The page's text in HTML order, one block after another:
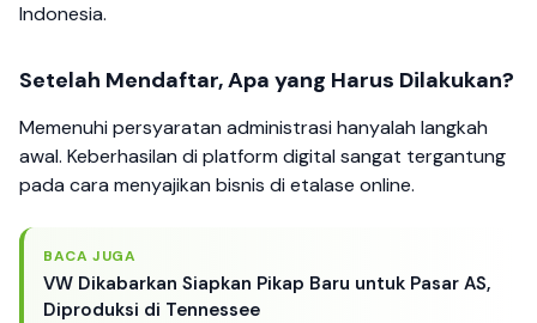
Indonesia.
Setelah Mendaftar, Apa yang Harus Dilakukan?
Memenuhi persyaratan administrasi hanyalah langkah
awal. Keberhasilan di platform digital sangat tergantung
pada cara menyajikan bisnis di etalase online.
BACA JUGA
VW Dikabarkan Siapkan Pikap Baru untuk Pasar AS,
Diproduksi di Tennessee